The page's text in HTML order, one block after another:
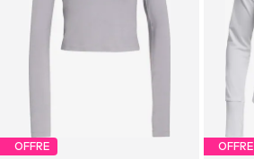
OFFRE OFFRE